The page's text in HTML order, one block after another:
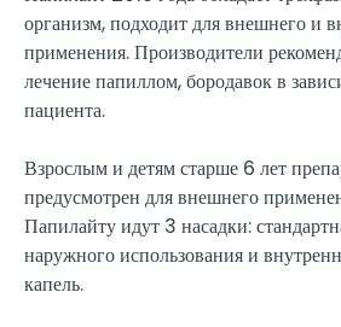
организм, подходит для внешнего и
применения. Производители
лечение папиллом, бородавок в
пациента.
Взрослым и детям старше 6 лет
предусмотрен для внешнего
Папилайту идут 3 насадки:
наружного использования и
капель.